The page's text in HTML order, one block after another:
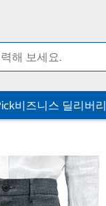
비즈니스 딜리버리